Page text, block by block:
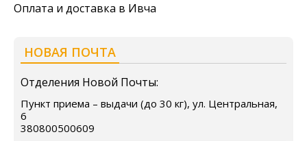
Оплата и доставка в Ивча
НОВАЯ ПОЧТА
Отделения Новой Почты:
Пункт приема – выдачи (до 30 кг), ул. Центральная,
6
380800500609